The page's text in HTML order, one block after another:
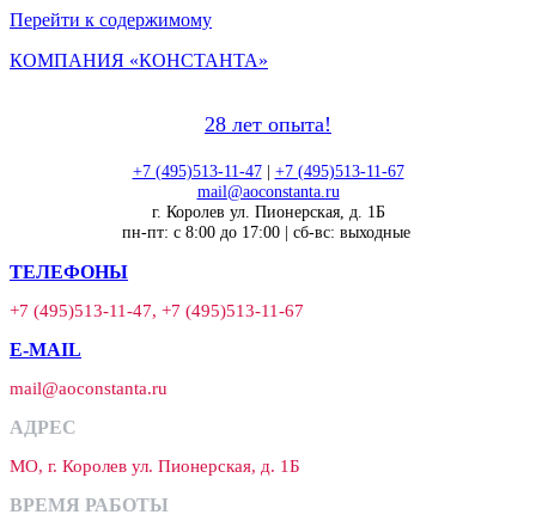
Перейти к содержимому
КОМПАНИЯ «КОНСТАНТА»
28 лет опыта!
+7 (495)513-11-47| +7 (495)513-11-67
mail@aoconstanta.ru
г. Королев ул. Пионерская, д. 1Б
пн-пт: с 8:00 до 17:00 | сб-вс: выходные
ТЕЛЕФОНЫ
+7 (495)513-11-47, +7 (495)513-11-67
E-MAIL
mail@aoconstanta.ru
АДРЕС
МО, г. Королев ул. Пионерская, д. 1Б
ВРЕМЯ РАБОТЫ